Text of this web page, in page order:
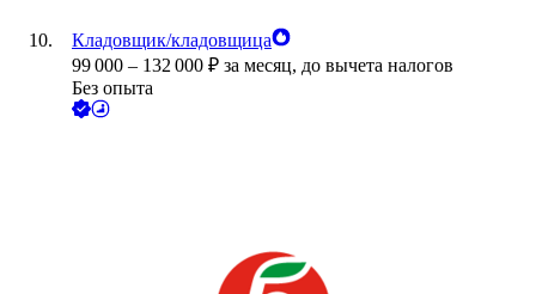
Кладовщик/кладовщица
99 000 – 132 000 ₽ за месяц, до вычета налогов
Без опыта